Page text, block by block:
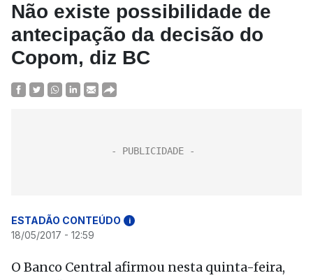
Não existe possibilidade de
antecipação da decisão do
Copom, diz BC
ESTADÃO CONTEÚDO i
18/05/2017 - 12:59
O Banco Central afirmou nesta quinta-feira,